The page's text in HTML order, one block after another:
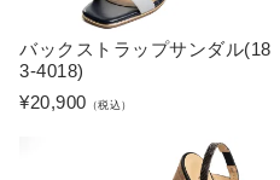
バックストラップサンダル(18
3-4018)
¥20,900 （税込）